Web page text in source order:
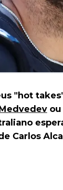
"hot
ou
Carlos